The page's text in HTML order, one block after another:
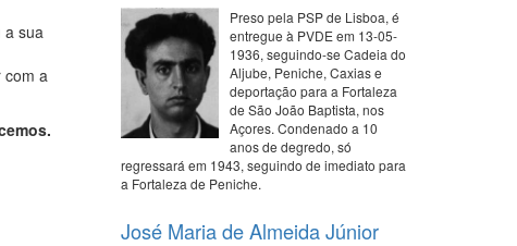
a sua
com a
Preso pela PSP de Lisboa, é
entregue à PVDE em 13-05-
1936, seguindo-se Cadeia do
Aljube, Peniche, Caxias e
deportação para a Fortaleza
de São João Baptista, nos
Açores. Condenado a 10
anos de degredo, só
regressará em 1943, seguindo de imediato para
a Fortaleza de Peniche.
José Maria de Almeida Júnior